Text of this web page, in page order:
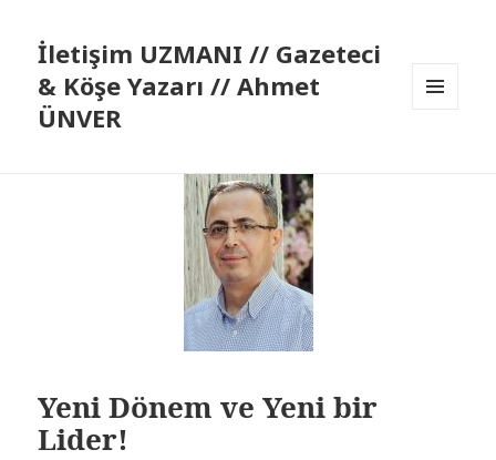
İletişim UZMANI // Gazeteci
& Köşe Yazarı // Ahmet
ÜNVER
Yeni Dönem ve Yeni bir
Lider!